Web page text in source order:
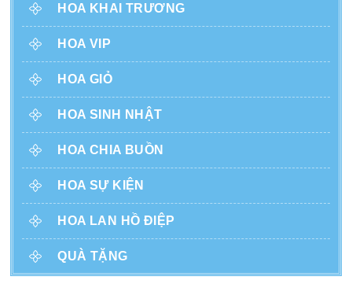
HOA KHAI TRƯƠNG
HOA VIP
HOA GIỎ
HOA SINH NHẬT
HOA CHIA BUỒN
HOA SỰ KIỆN
HOA LAN HỒ ĐIỆP
QUÀ TẶNG